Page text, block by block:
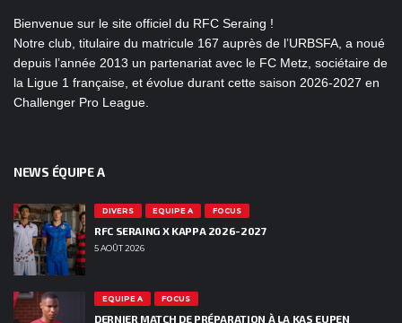
Bienvenue sur le site officiel du RFC Seraing !
Notre club, titulaire du matricule 167 auprès de l’URBSFA, a noué
depuis l’année 2013 un partenariat avec le FC Metz, sociétaire de
la Ligue 1 française, et évolue durant cette saison 2026-2027 en
Challenger Pro League.
NEWS ÉQUIPE A
DIVERS EQUIPE A FOCUS
RFC SERAING X KAPPA 2026-2027
5 AOÛT 2026
EQUIPE A FOCUS
DERNIER MATCH DE PRÉPARATION À LA KAS EUPEN